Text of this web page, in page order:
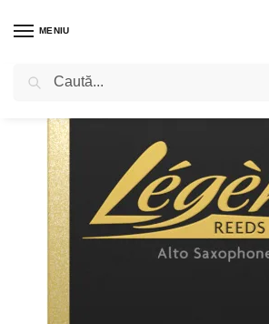
MENIU